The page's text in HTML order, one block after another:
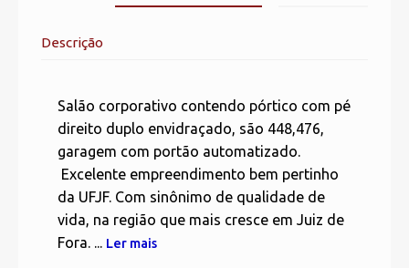
Descrição
Salão corporativo contendo pórtico com pé
direito duplo envidraçado, são 448,476,
garagem com portão automatizado.
Excelente empreendimento bem pertinho
da UFJF. Com sinônimo de qualidade de
vida, na região que mais cresce em Juiz de
Fora. ... Ler mais